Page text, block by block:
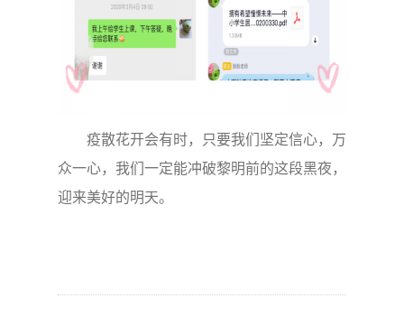
疫散花开会有时，只要我们坚定信心，万
众一心，我们一定能冲破黎明前的这段黑夜，
迎来美好的明天。